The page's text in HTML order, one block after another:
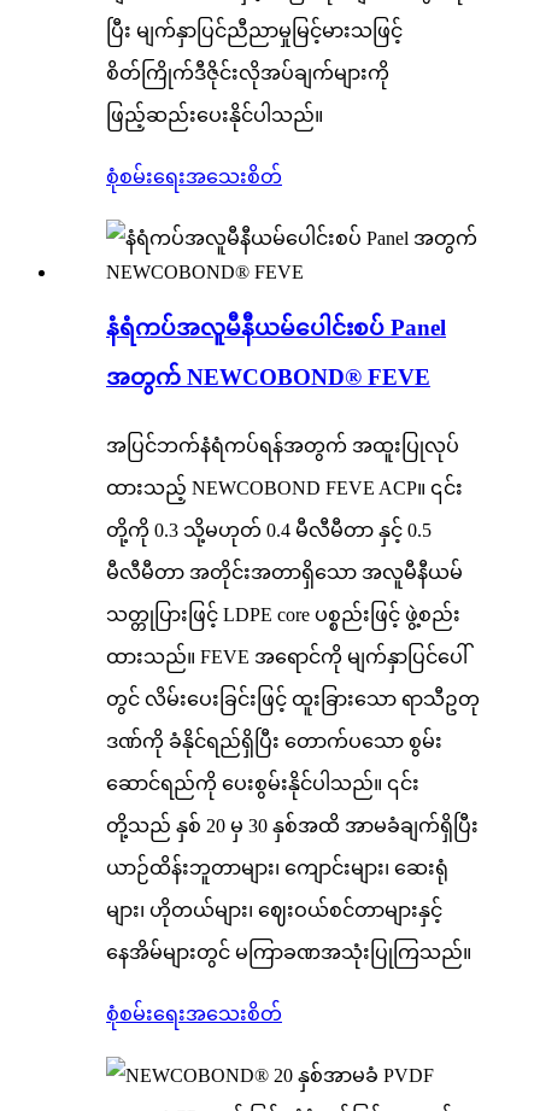
ပြီး မျက်နှာပြင်ညီညာမှုမြင့်မားသဖြင့်
စိတ်ကြိုက်ဒီဇိုင်းလိုအပ်ချက်များကို
ဖြည့်ဆည်းပေးနိုင်ပါသည်။
စုံစမ်းရေးအသေးစိတ်
နံရံကပ်အလူမီနီယမ်ပေါင်းစပ် Panel
အတွက် NEWCOBOND® FEVE
အပြင်ဘက်နံရံကပ်ရန်အတွက် အထူးပြုလုပ်
ထားသည့် NEWCOBOND FEVE ACP။ ၎င်း
တို့ကို 0.3 သို့မဟုတ် 0.4 မီလီမီတာ နှင့် 0.5
မီလီမီတာ အတိုင်းအတာရှိသော အလူမီနီယမ်
သတ္တုပြားဖြင့် LDPE core ပစ္စည်းဖြင့် ဖွဲ့စည်း
ထားသည်။ FEVE အရောင်ကို မျက်နှာပြင်ပေါ်
တွင် လိမ်းပေးခြင်းဖြင့် ထူးခြားသော ရာသီဥတု
ဒဏ်ကို ခံနိုင်ရည်ရှိပြီး တောက်ပသော စွမ်း
ဆောင်ရည်ကို ပေးစွမ်းနိုင်ပါသည်။ ၎င်း
တို့သည် နှစ် 20 မှ 30 နှစ်အထိ အာမခံချက်ရှိပြီး
ယာဉ်ထိန်းဘူတာများ၊ ကျောင်းများ၊ ဆေးရုံ
များ၊ ဟိုတယ်များ၊ ဈေးဝယ်စင်တာများနှင့်
နေအိမ်များတွင် မကြာခဏအသုံးပြုကြသည်။
စုံစမ်းရေးအသေးစိတ်